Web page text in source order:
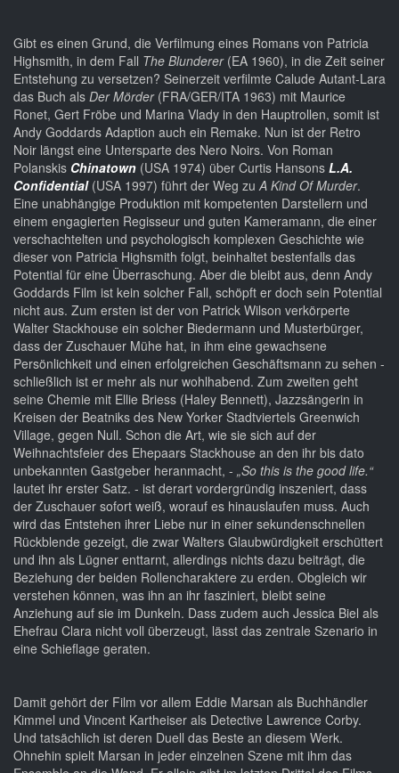
Gibt es einen Grund, die Verfilmung eines Romans von Patricia
Highsmith, in dem Fall The Blunderer(EA 1960), in die Zeit seiner
Entstehung zu versetzen? Seinerzeit verfilmte Calude Autant-Lara
das Buch als Der Mörder(FRA/GER/ITA 1963) mit Maurice
Ronet, Gert Fröbe und Marina Vlady in den Hauptrollen, somit ist
Andy Goddards Adaption auch ein Remake. Nun ist der Retro
Noir längst eine Untersparte des Nero Noirs. Von Roman
Polanskis Chinatown (USA 1974) über Curtis Hansons L.A.
Confidential(USA 1997) führt der Weg zuA Kind Of Murder.
Eine unabhängige Produktion mit kompetenten Darstellern und
einem engagierten Regisseur und guten Kameramann, die einer
verschachtelten und psychologisch komplexen Geschichte wie
dieser von Patricia Highsmith folgt, beinhaltet bestenfalls das
Potential für eine Überraschung. Aber die bleibt aus, denn Andy
Goddards Film ist kein solcher Fall, schöpft er doch sein Potential
nicht aus. Zum ersten ist der von Patrick Wilson verkörperte
Walter Stackhouse ein solcher Biedermann und Musterbürger,
dass der Zuschauer Mühe hat, in ihm eine gewachsene
Persönlichkeit und einen erfolgreichen Geschäftsmann zu sehen -
schließlich ist er mehr als nur wohlhabend. Zum zweiten geht
seine Chemie mit Ellie Briess (Haley Bennett), Jazzsängerin in
Kreisen der Beatniks des New Yorker Stadtviertels Greenwich
Village, gegen Null. Schon die Art, wie sie sich auf der
Weihnachtsfeier des Ehepaars Stackhouse an den ihr bis dato
unbekannten Gastgeber heranmacht, - „So this is the good life.“
lautet ihr erster Satz. - ist derart vordergründig inszeniert, dass
der Zuschauer sofort weiß, worauf es hinauslaufen muss. Auch
wird das Entstehen ihrer Liebe nur in einer sekundenschnellen
Rückblende gezeigt, die zwar Walters Glaubwürdigkeit erschüttert
und ihn als Lügner enttarnt, allerdings nichts dazu beiträgt, die
Beziehung der beiden Rollencharaktere zu erden. Obgleich wir
verstehen können, was ihn an ihr fasziniert, bleibt seine
Anziehung auf sie im Dunkeln. Dass zudem auch Jessica Biel als
Ehefrau Clara nicht voll überzeugt, lässt das zentrale Szenario in
eine Schieflage geraten.
Damit gehört der Film vor allem Eddie Marsan als Buchhändler
Kimmel und Vincent Kartheiser als Detective Lawrence Corby.
Und tatsächlich ist deren Duell das Beste an diesem Werk.
Ohnehin spielt Marsan in jeder einzelnen Szene mit ihm das